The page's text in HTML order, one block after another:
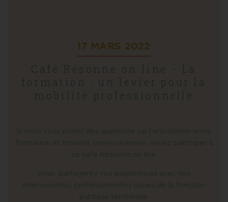
17 MARS 2022
Café Résonne on line - La
formation : un levier pour la
mobilité professionnelle
Si vous vous posez des questions sur l’articulation entre
formation et mobilité professionnelle, venez participer à
ce café Résonne on line.
Vous partagerez vos expériences avec nos
intervenantes, professionnelles issues de la fonction
publique territoriale.